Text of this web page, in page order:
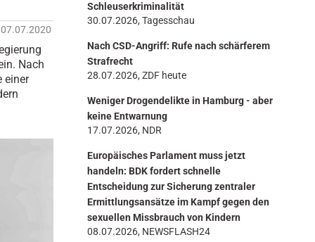
h
e
…
07.07.2020
Nach
einer
Schleuserkriminalität
30.07.2026, Tagesschau
Nach CSD-Angriff: Rufe nach schärferem
Strafrecht
28.07.2026, ZDF heute
Weniger Drogendelikte in Hamburg - aber
keine Entwarnung
17.07.2026, NDR
Europäisches Parlament muss jetzt
handeln: BDK fordert schnelle
Entscheidung zur Sicherung zentraler
Ermittlungsansätze im Kampf gegen den
sexuellen Missbrauch von Kindern
08.07.2026, NEWSFLASH24